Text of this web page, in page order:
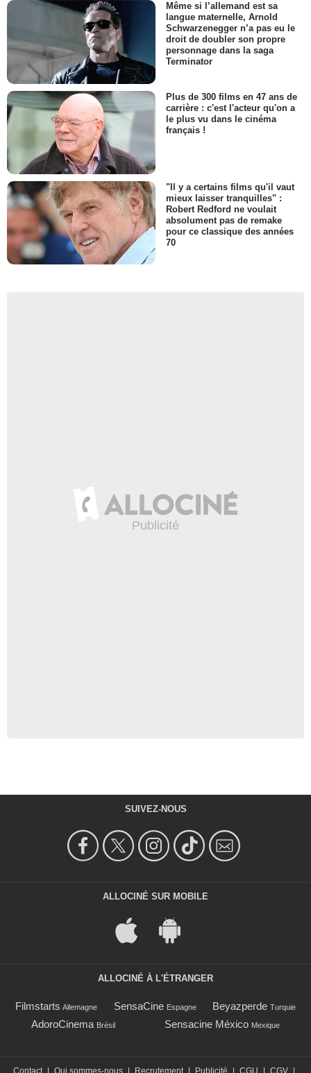
Même si l’allemand est sa
langue maternelle, Arnold
Schwarzenegger n’a pas eu le
droit de doubler son propre
personnage dans la saga
Terminator
Plus de 300 films en 47 ans de
carrière : c'est l'acteur qu'on a
le plus vu dans le cinéma
français !
"Il y a certains films qu'il vaut
mieux laisser tranquilles" :
Robert Redford ne voulait
absolument pas de remake
pour ce classique des années
70
SUIVEZ-NOUS
ALLOCINÉ SUR MOBILE
ALLOCINÉ À L'ÉTRANGER
Filmstarts Allemagne SensaCine Espagne Beyazperde Turquie
AdoroCinema Brésil Sensacine México Mexique